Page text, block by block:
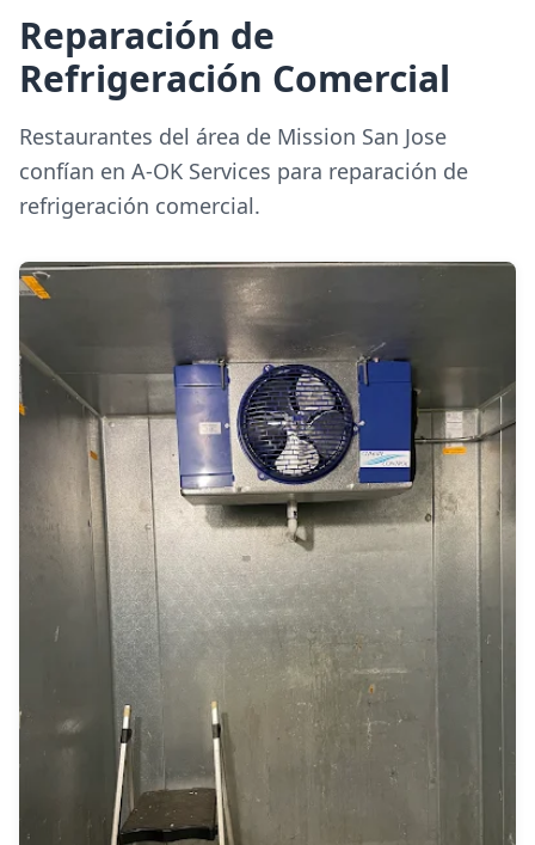
Reparación de
Refrigeración Comercial
Restaurantes del área de Mission San Jose
confían en A-OK Services para reparación de
refrigeración comercial.